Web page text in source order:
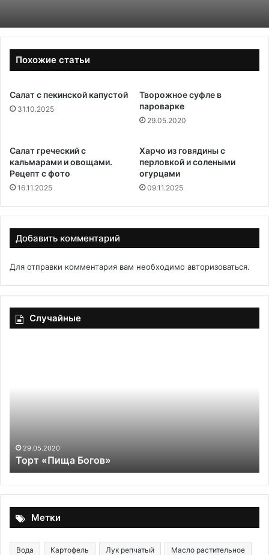
Похожие статьи
Салат с пекинской капустой
31.10.2025
Творожное суфле в
пароварке
29.05.2020
Салат греческий с
кальмарами и овощами.
Рецепт с фото
16.11.2025
Харчо из говядины с
перловкой и солеными
огурцами
09.11.2025
Добавить комментарий
Для отправки комментария вам необходимо авторизоваться.
Случайные
29.05.2020
Торт «Пища Богов»
Метки
Вода Картофель Лук репчатый Масло растительное